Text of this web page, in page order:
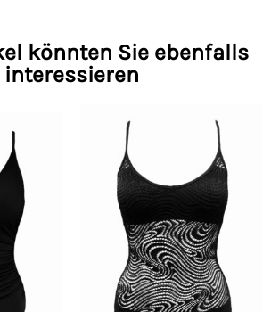
könnten Sie ebenfalls
interessieren